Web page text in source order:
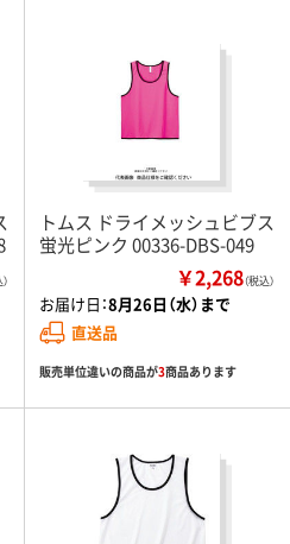
トムス ドライメッシュビブス
蛍光ピンク 00336-DBS-049
￥2,268（税込）
お届け日：8月26日（水）まで
直送品
販売単位違いの商品が3商品あります